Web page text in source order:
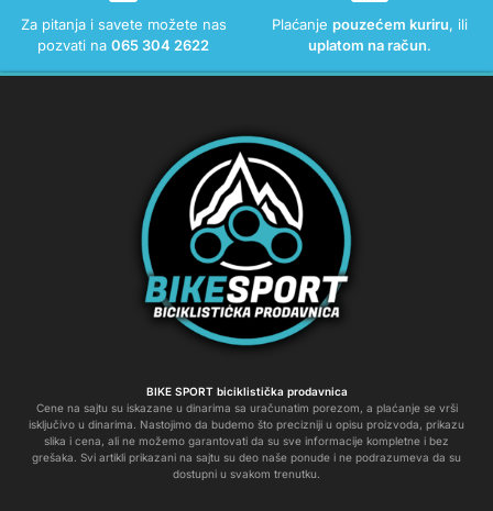
Za pitanja i savete možete nas
pozvati na 065 304 2622
Plaćanje pouzećem kuriru, ili
uplatom na račun.
BIKE SPORT biciklistička prodavnica
Cene na sajtu su iskazane u dinarima sa uračunatim porezom, a plaćanje se vrši
isključivo u dinarima. Nastojimo da budemo što precizniji u opisu proizvoda, prikazu
slika i cena, ali ne možemo garantovati da su sve informacije kompletne i bez
grešaka. Svi artikli prikazani na sajtu su deo naše ponude i ne podrazumeva da su
dostupni u svakom trenutku.